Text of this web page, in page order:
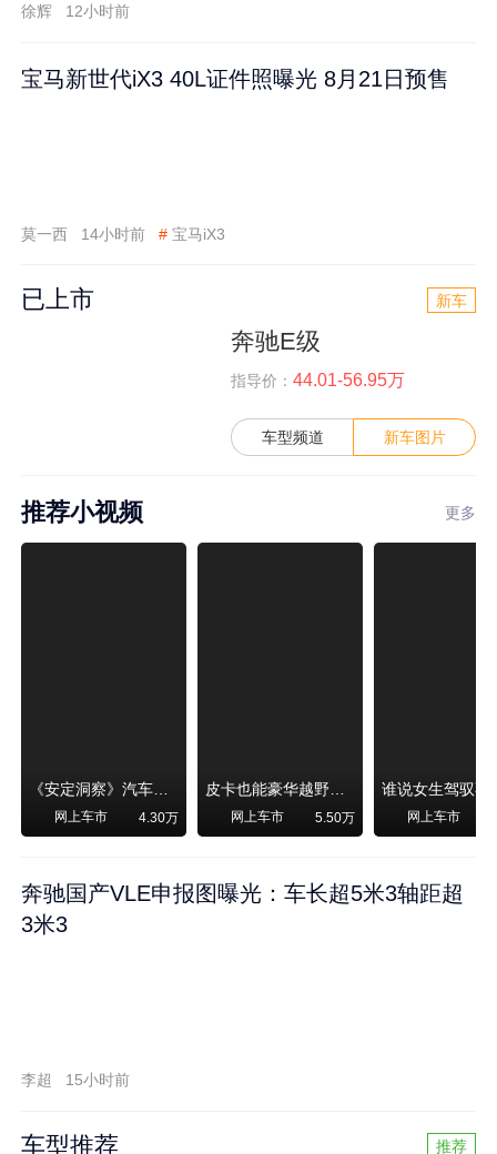
徐辉 12小时前
宝马新世代iX3 40L证件照曝光 8月21日预售
莫一西 14小时前 # 宝马iX3
已上市 新车
奔驰E级
指导价： 44.01-56.95万
车型频道 新车图片
推荐小视频 更多
《安定洞察》汽车烧不烧油，和石油安全无关！
网上车市 4.30万
皮卡也能豪华越野！纵横F700上市，限时卖29.99万起
网上车市 5.50万 网上车市
奔驰国产VLE申报图曝光：车长超5米3轴距超
3米3
李超 15小时前
车型推荐 推荐